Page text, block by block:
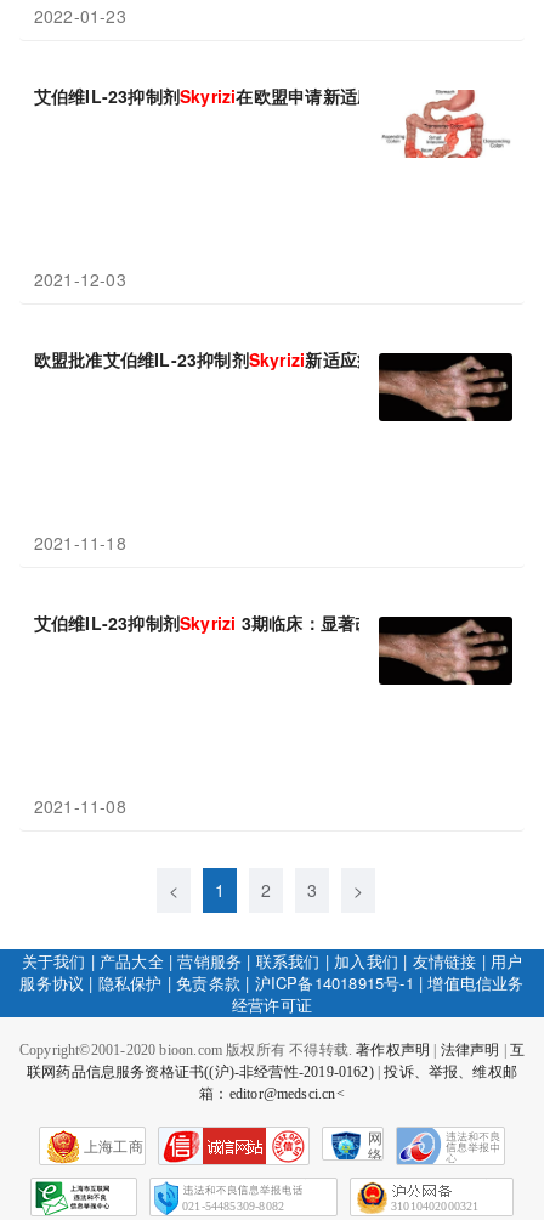
2022-01-23
艾伯维IL-23抑制剂Skyrizi在欧盟申请新适应症：治疗克罗恩病
2021-12-03
欧盟批准艾伯维IL-23抑制剂Skyrizi新适应症：显著改善疾病症状
2021-11-18
艾伯维IL-23抑制剂Skyrizi 3期临床：显著改善疾病症状和体征!
2021-11-08
< 1 2 3 >
关于我们 | 产品大全|营销服务 | 联系我们 | 加入我们 | 友情链接 | 用户
服务协议 | 隐私保护 |免责条款 | 沪ICP备14018915号-1 |增值电信业务
经营许可证
Copyright©2001-2020 bioon.com 版权所有 不得转载.著作权声明 法律声明
互
联网药品信息服务资格证书((沪)-非经营性-2019-0162)|投诉、举报、维权邮
箱：editor@medsci.cn<
上海工商
网
络
会
征
021-54485309-8082 31010402000321